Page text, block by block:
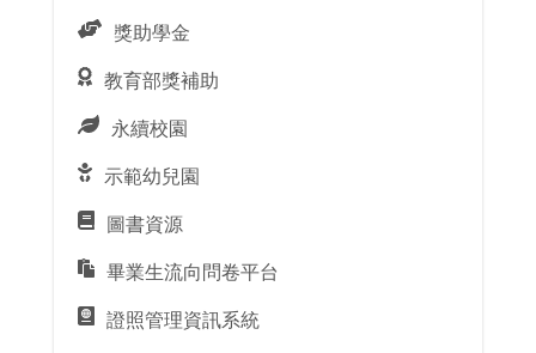
獎助學金
教育部獎補助
永續校園
示範幼兒園
圖書資源
畢業生流向問卷平台
證照管理資訊系統